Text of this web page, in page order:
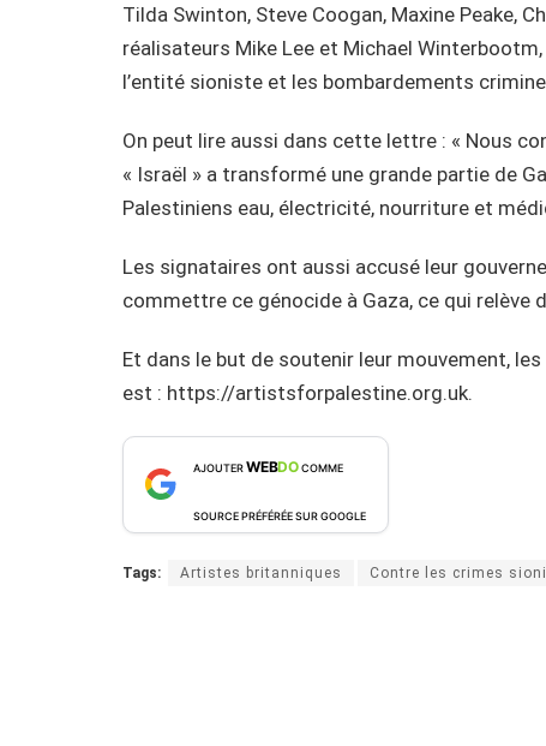
Tilda Swinton, Steve Coogan, Maxine Peake,
réalisateurs Mike Lee et Michael
l’entité sioniste et les bombardements
On peut lire aussi dans cette lettre : « Nous
« Israël » a transformé une grande partie de
Palestiniens eau, électricité, nourriture et
Les signataires ont aussi accusé leur
commettre ce génocide à Gaza, ce qui relève
Et dans le but de soutenir leur mouvement,
est : https://artistsforpalestine.org.uk.
AJOUTERWEBDOCOMME
SOURCE PRÉFÉRÉE SUR GOOGLE
Tags: Artistes britanniques Contre les crimes